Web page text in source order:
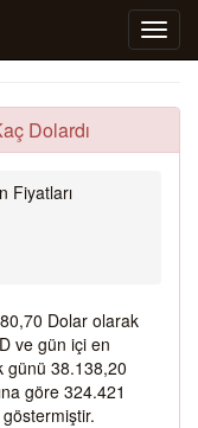
Dolardı
Fiyatları
Dolar olarak
ve gün içi en
günü 38.138,20
göre 324.421